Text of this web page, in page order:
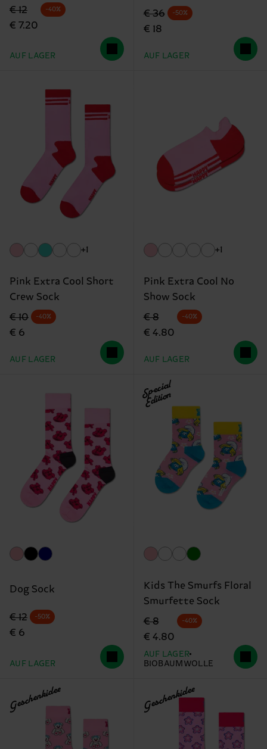
Originalpreis
€ 12
Reduzierter Preis
€ 7.20
-40%
AUF LAGER
Originalpreis
€ 36
Reduzierter Preis
€ 18
-50%
AUF LAGER
+1
Pink Extra Cool Short
Crew Sock
Originalpreis
€ 10
Reduzierter Preis
€ 6
-40%
AUF LAGER
+1
Pink Extra Cool No
Show Sock
Originalpreis
€ 8
Reduzierter Preis
€ 4.80
-40%
AUF LAGER
Dog Sock
Originalpreis
€ 12
Reduzierter Preis
€ 6
-50%
AUF LAGER
Special
Edition
Kids The Smurfs Floral
Smurfette Sock
Originalpreis
€ 8
Reduzierter Preis
€ 4.80
-40%
AUF LAGER
BIOBAUMWOLLE
Geschenkidee Geschenkidee